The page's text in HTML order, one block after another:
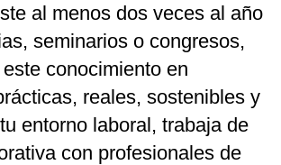
al menos dos veces al año
seminarios o congresos,
conocimiento en
reales, sostenibles y
entorno laboral, trabaja de
con profesionales de